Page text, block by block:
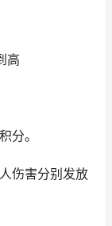
高
分。
伤害分别发放